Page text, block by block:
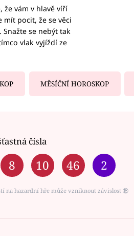
že vám v hlavě víří
pocit, že se věci
se nebýt tak
vlak vyjíždí ze
MĚSÍČNÍ HOROSKOP
čísla
8 10 46 2
na hazardní hře může vzniknout závislost ⑱